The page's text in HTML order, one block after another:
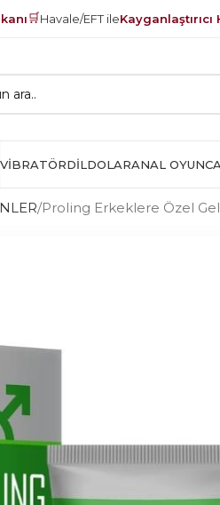
🛒Havale/EFT ileKayganlaştırıcı
VIBRATÖRDILDOLARANAL
Proling Erkeklere Özel